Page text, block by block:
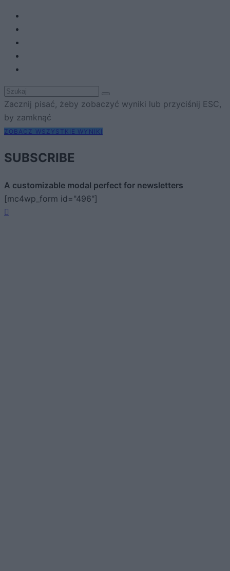
Zacznij pisać, żeby zobaczyć wyniki lub przyciśnij ESC,
by zamknąć
ZOBACZ WSZYSTKIE WYNIKI
SUBSCRIBE
A customizable modal perfect for newsletters
[mc4wp_form id="496"]